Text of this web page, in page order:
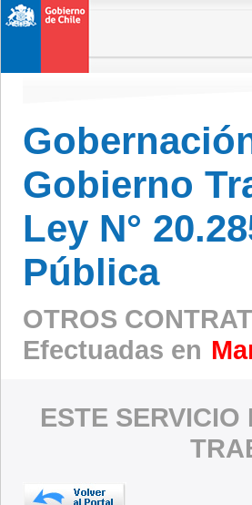
Gobierno
Ley N°
Pública
OTROS
Efectuadas en
ESTE